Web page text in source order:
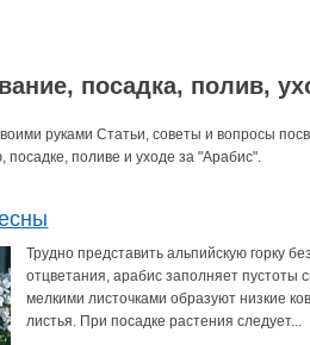
посадка, полив,
руками Статьи, советы и вопросы
поливе и уходе за "Арабис".
Трудно представить альпийскую горку
отцветания, арабис заполняет пустоты
мелкими листочками образуют низкие
листья. При посадке растения следует...